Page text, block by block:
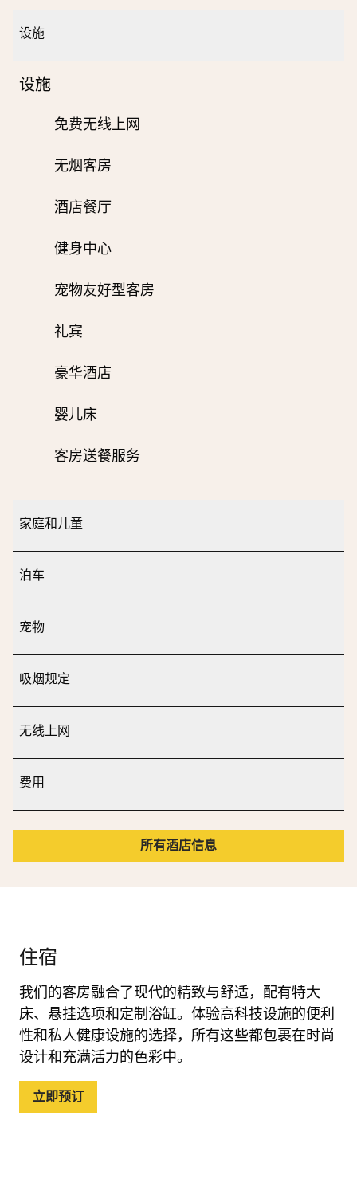
设施
设施
免费无线上网
无烟客房
酒店餐厅
健身中心
宠物友好型客房
礼宾
豪华酒店
婴儿床
客房送餐服务
家庭和儿童
泊车
宠物
吸烟规定
无线上网
费用
所有酒店信息
住宿
我们的客房融合了现代的精致与舒适，配有特大
床、悬挂选项和定制浴缸。体验高科技设施的便利
性和私人健康设施的选择，所有这些都包裹在时尚
设计和充满活力的色彩中。
立即预订